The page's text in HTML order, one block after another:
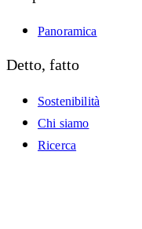
Panoramica
Detto, fatto
Sostenibilità
Chi siamo
Ricerca